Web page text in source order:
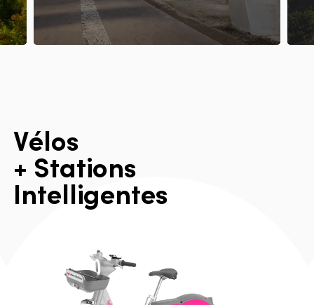
Vélos
+ Stations
Intelligentes